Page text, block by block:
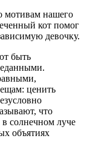
мотивам нашего
кот помог
девочку.
быть
ценить
что
в солнечном луче
объятиях